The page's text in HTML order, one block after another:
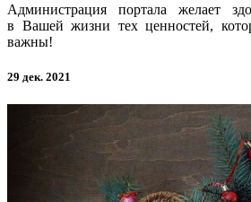
Администрация портала желает
в Вашей жизни тех ценностей,
важны!
29 дек. 2021